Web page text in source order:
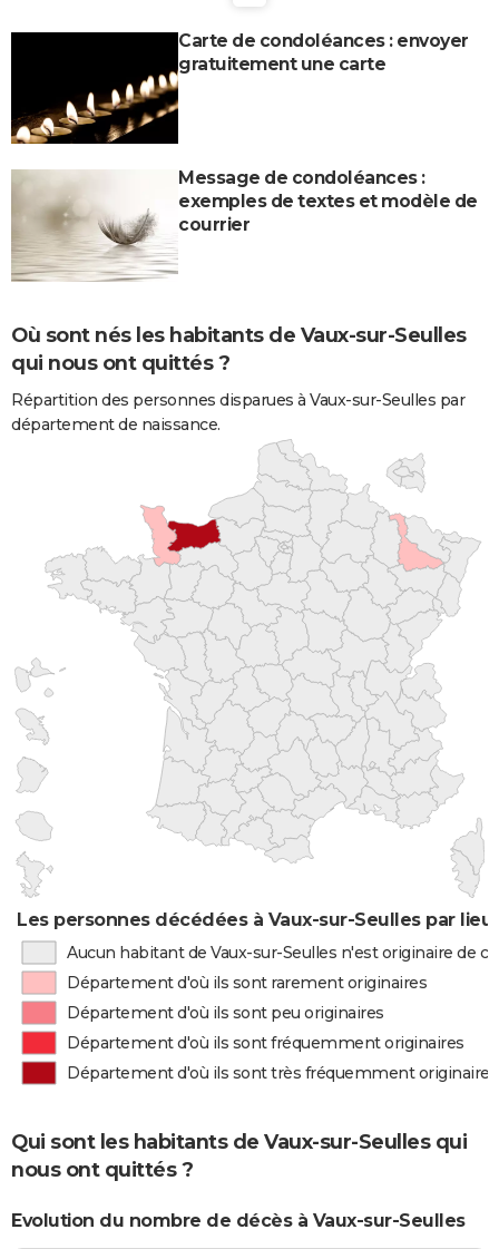
Carte de condoléances : envoyer
gratuitement une carte
Message de condoléances :
exemples de textes et modèle de
courrier
Où sont nés les habitants de Vaux-sur-Seulles
qui nous ont quittés ?
Répartition des personnes disparues à Vaux-sur-Seulles par
département de naissance.
Les personnes décédées à Vaux-sur-Seulles par lieu
Aucun habitant de Vaux-sur-Seulles n'est originaire de
Département d'où ils sont rarement originaires
Département d'où ils sont peu originaires
Département d'où ils sont fréquemment originaires
Département d'où ils sont très fréquemment originaires
Qui sont les habitants de Vaux-sur-Seulles qui
nous ont quittés ?
Evolution du nombre de décès à Vaux-sur-Seulles